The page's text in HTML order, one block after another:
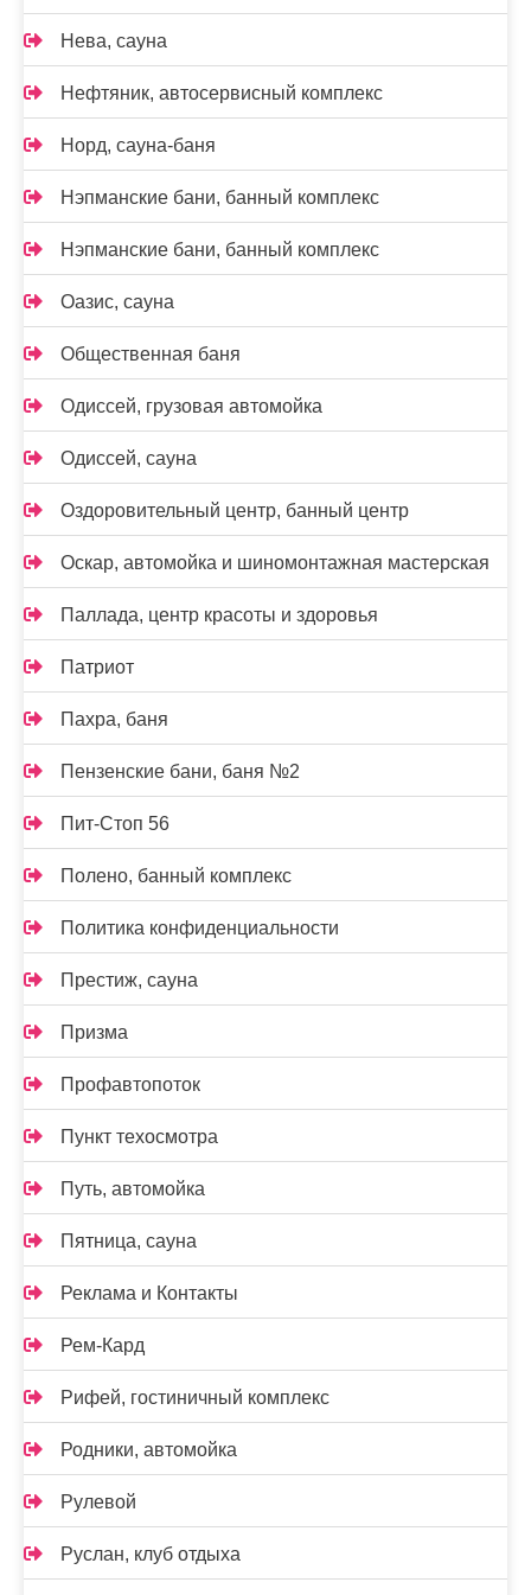
Нева, сауна
Нефтяник, автосервисный комплекс
Норд, сауна-баня
Нэпманские бани, банный комплекс
Нэпманские бани, банный комплекс
Оазис, сауна
Общественная баня
Одиссей, грузовая автомойка
Одиссей, сауна
Оздоровительный центр, банный центр
Оскар, автомойка и шиномонтажная мастерская
Паллада, центр красоты и здоровья
Патриот
Пахра, баня
Пензенские бани, баня №2
Пит-Стоп 56
Полено, банный комплекс
Политика конфиденциальности
Престиж, сауна
Призма
Профавтопоток
Пункт техосмотра
Путь, автомойка
Пятница, сауна
Реклама и Контакты
Рем-Кард
Рифей, гостиничный комплекс
Родники, автомойка
Рулевой
Руслан, клуб отдыха